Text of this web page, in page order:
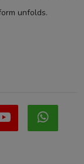
unfolds.